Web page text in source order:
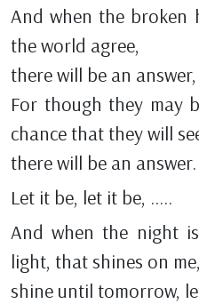
And when the broken
the world agree,
there will be an
For though they may
chance that they will
there will be an
Let it be, let it be, .....
And when the night
light, that shines on me,
shine until tomorrow,